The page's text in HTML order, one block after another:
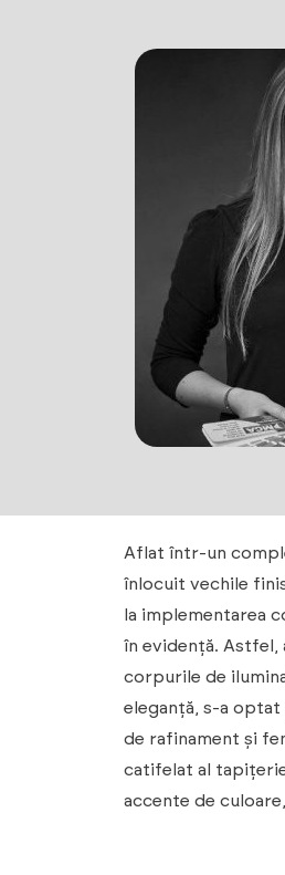
Aflat într-un
înlocuit vechile
la implementarea
în evidență. Astfel,
corpurile de
eleganță, s-a
de rafinament și
catifelat al
accente de